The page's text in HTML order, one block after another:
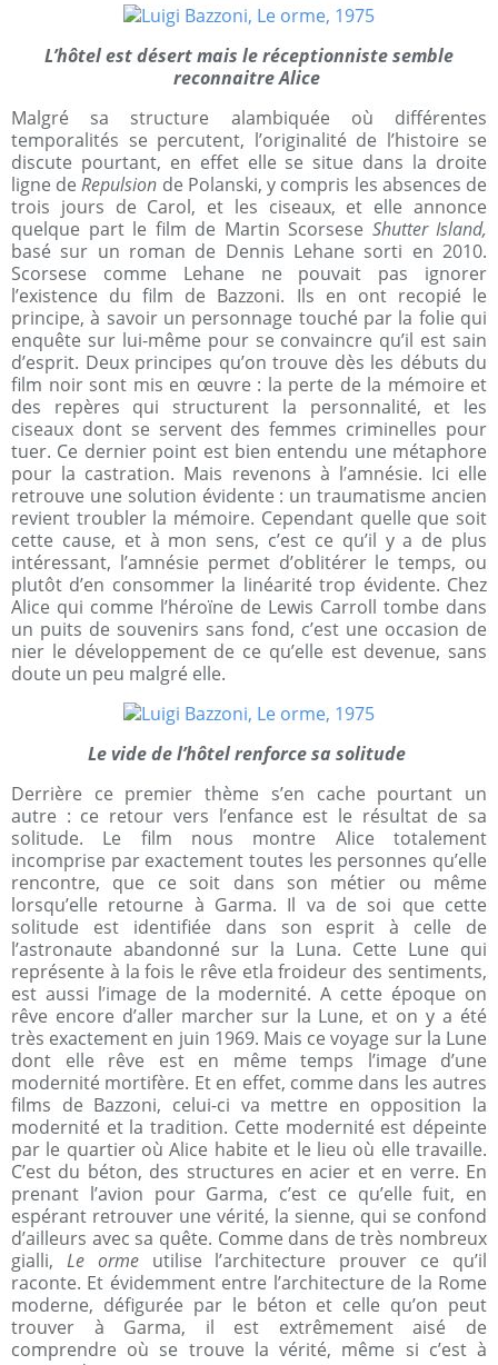
L’hôtel est désert mais le réceptionniste semble
reconnaitre Alice
Malgré sa structure alambiquée où différentes
temporalités se percutent, l’originalité de l’histoire se
discute pourtant, en effet elle se situe dans la droite
ligne deRepulsion de Polanski, y compris les absences de
trois jours de Carol, et les ciseaux, et elle annonce
quelque part le film de Martin Scorsese Shutter Island,
basé sur un roman de Dennis Lehane sorti en 2010.
Scorsese comme Lehane ne pouvait pas ignorer
l’existence du film de Bazzoni. Ils en ont recopié le
principe, à savoir un personnage touché par la folie qui
enquête sur lui-même pour se convaincre qu’il est sain
d’esprit. Deux principes qu’on trouve dès les débuts du
film noir sont mis en œuvre : la perte de la mémoire et
des repères qui structurent la personnalité, et les
ciseaux dont se servent des femmes criminelles pour
tuer. Ce dernier point est bien entendu une métaphore
pour la castration. Mais revenons à l’amnésie. Ici elle
retrouve une solution évidente : un traumatisme ancien
revient troubler la mémoire. Cependant quelle que soit
cette cause, et à mon sens, c’est ce qu’il y a de plus
intéressant, l’amnésie permet d’oblitérer le temps, ou
plutôt d’en consommer la linéarité trop évidente. Chez
Alice qui comme l’héroïne de Lewis Carroll tombe dans
un puits de souvenirs sans fond, c’est une occasion de
nier le développement de ce qu’elle est devenue, sans
doute un peu malgré elle.
Le vide de l’hôtel renforce sa solitude
Derrière ce premier thème s’en cache pourtant un
autre : ce retour vers l’enfance est le résultat de sa
solitude. Le film nous montre Alice totalement
incomprise par exactement toutes les personnes qu’elle
rencontre, que ce soit dans son métier ou même
lorsqu’elle retourne à Garma. Il va de soi que cette
solitude est identifiée dans son esprit à celle de
l’astronaute abandonné sur la Luna. Cette Lune qui
représente à la fois le rêve etla froideur des sentiments,
est aussi l’image de la modernité. A cette époque on
rêve encore d’aller marcher sur la Lune, et on y a été
très exactement en juin 1969. Mais ce voyage sur la Lune
dont elle rêve est en même temps l’image d’une
modernité mortifère. Et en effet, comme dans les autres
films de Bazzoni, celui-ci va mettre en opposition la
modernité et la tradition. Cette modernité est dépeinte
par le quartier où Alice habite et le lieu où elle travaille.
C’est du béton, des structures en acier et en verre. En
prenant l’avion pour Garma, c’est ce qu’elle fuit, en
espérant retrouver une vérité, la sienne, qui se confond
d’ailleurs avec sa quête. Comme dans de très nombreux
gialli, Le ormeutilise l’architecture prouver ce qu’il
raconte. Et évidemment entre l’architecture de la Rome
moderne, défigurée par le béton et celle qu’on peut
trouver à Garma, il est extrêmement aisé de
comprendre où se trouve la vérité, même si c’est à